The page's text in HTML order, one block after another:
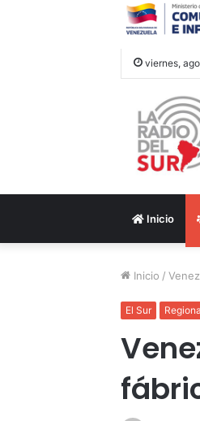
viernes,
Inicio
Inicio /
El Sur